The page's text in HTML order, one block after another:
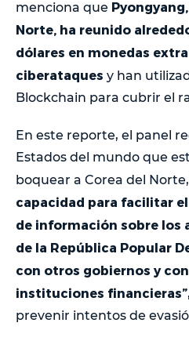
menciona que
Norte, ha reunido
dólares en monedas
ciberataques y han
Blockchain para cubrir el
En este reporte, el panel
Estados del mundo que
boquear a Corea del Norte,
capacidad para facilitar
de información sobre los
de la República Popular
con otros gobiernos y
instituciones financieras”
prevenir intentos de